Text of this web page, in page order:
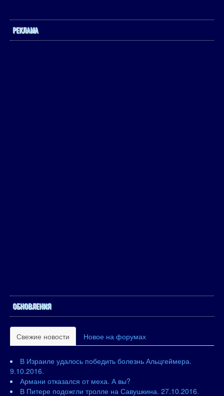
РЕКЛАМА
ОБНОВЛЕНИЯ
Свежие новости Новое на форумах
В Израиле удалось победить болезнь Альцгеймера.
9.10.2016.
Армани отказался от меха. А вы?
В Питере подожгли тролле на Савушкина. 27.10.2016.